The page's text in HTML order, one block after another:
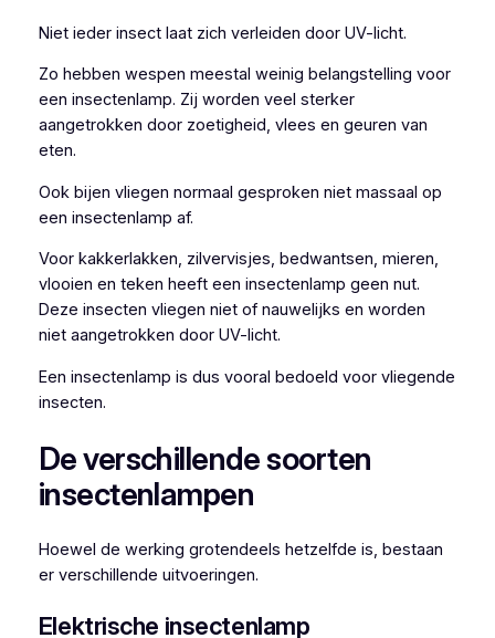
Niet ieder insect laat zich verleiden door UV-licht.
Zo hebben wespen meestal weinig belangstelling voor
een insectenlamp. Zij worden veel sterker
aangetrokken door zoetigheid, vlees en geuren van
eten.
Ook bijen vliegen normaal gesproken niet massaal op
een insectenlamp af.
Voor kakkerlakken, zilvervisjes, bedwantsen, mieren,
vlooien en teken heeft een insectenlamp geen nut.
Deze insecten vliegen niet of nauwelijks en worden
niet aangetrokken door UV-licht.
Een insectenlamp is dus vooral bedoeld voor vliegende
insecten.
De verschillende soorten
insectenlampen
Hoewel de werking grotendeels hetzelfde is, bestaan
er verschillende uitvoeringen.
Elektrische insectenlamp